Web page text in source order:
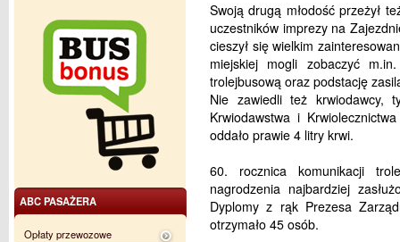
Swoją drugą młodość przeżył
uczestników imprezy na
cieszył się wielkim
miejskiej mogli zobaczyć
trolejbusową oraz podstację
Nie zawiedli też krwiodawcy,
Krwiodawstwa i
oddało prawie 4 litry krwi.
60. rocznica komunikacji
nagrodzenia najbardziej
Dyplomy z rąk Prezesa
otrzymało 45 osób.
ABC PASAŻERA
Opłaty przewozowe